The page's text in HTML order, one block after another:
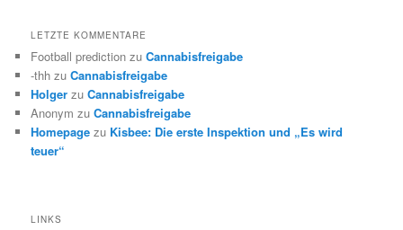
LETZTE KOMMENTARE
Football prediction zuCannabisfreigabe
-thh zuCannabisfreigabe
Holger zuCannabisfreigabe
Anonym zuCannabisfreigabe
Homepage zu Kisbee: Die erste Inspektion und „Es wird
teuer“
LINKS